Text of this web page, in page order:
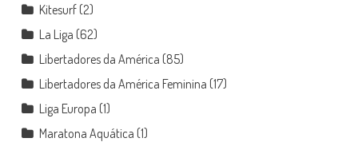
Kitesurf(2)
La Liga (62)
Libertadores da América (85)
Libertadores da América Feminina (17)
Liga Europa (1)
Maratona Aquática (1)